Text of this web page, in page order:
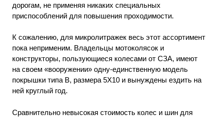
дорогам, не применяя никаких специальных
приспособлений для повышения проходимости.
К сожалению, для микролитражек весь этот ассортимент
пока неприменим. Владельцы мотоколясок и
конструкторы, пользующиеся колесами от СЗА, имеют
на своем «вооружении» одну-единственную модель
покрышки типа В, размера 5X10 и вынуждены ездить на
ней круглый год.
Сравнительно невысокая стоимость колес и шин для